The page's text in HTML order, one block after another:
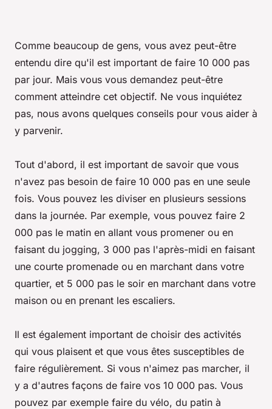
Comme beaucoup de gens, vous avez peut-être
entendu dire qu'il est important de faire 10 000 pas
par jour. Mais vous vous demandez peut-être
comment atteindre cet objectif. Ne vous inquiétez
pas, nous avons quelques conseils pour vous aider à
y parvenir.
Tout d'abord, il est important de savoir que vous
n'avez pas besoin de faire 10 000 pas en une seule
fois. Vous pouvez les diviser en plusieurs sessions
dans la journée. Par exemple, vous pouvez faire 2
000 pas le matin en allant vous promener ou en
faisant du jogging, 3 000 pas l'après-midi en faisant
une courte promenade ou en marchant dans votre
quartier, et 5 000 pas le soir en marchant dans votre
maison ou en prenant les escaliers.
Il est également important de choisir des activités
qui vous plaisent et que vous êtes susceptibles de
faire régulièrement. Si vous n'aimez pas marcher, il
y a d'autres façons de faire vos 10 000 pas. Vous
pouvez par exemple faire du vélo, du patin à